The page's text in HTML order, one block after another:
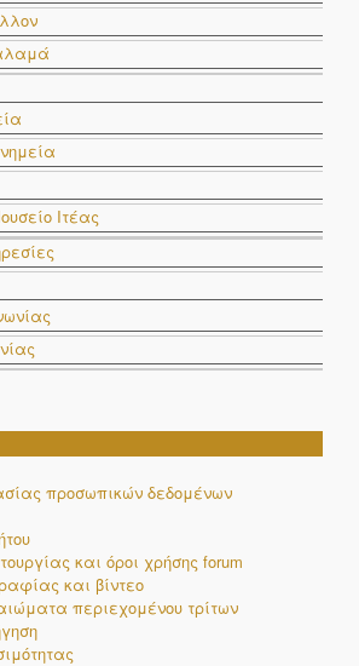
Ιτέας
προσωπικών δεδομένων
και όροι χρήσης forum
και βίντεο
περιεχομένου τρίτων